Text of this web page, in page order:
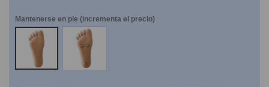
Mantenerse en pie (incrementa el precio)
NO
SI